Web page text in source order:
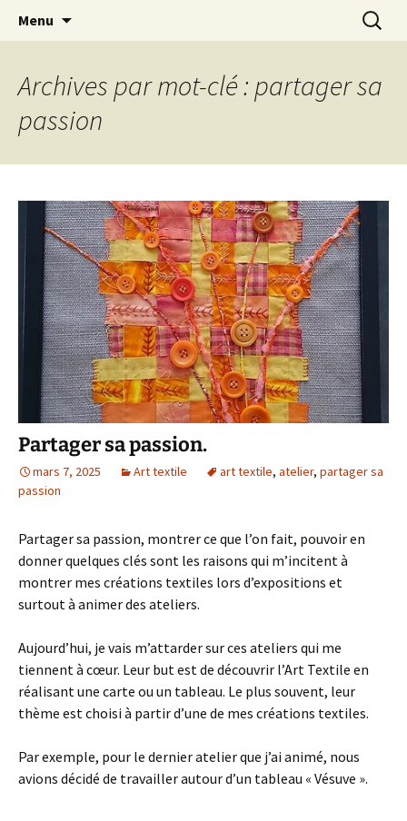
filsetcrayons
Le blog de Sophie A
Menu
Archives par mot-clé : partager sa
passion
Partager sa passion.
mars 7, 2025 Art textile art textile, atelier, partager sa
passion
Partager sa passion, montrer ce que l’on fait, pouvoir en
donner quelques clés sont les raisons qui m’incitent à
montrer mes créations textiles lors d’expositions et
surtout à animer des ateliers.
Aujourd’hui, je vais m’attarder sur ces ateliers qui me
tiennent à cœur. Leur but est de découvrir l’Art Textile en
réalisant une carte ou un tableau. Le plus souvent, leur
thème est choisi à partir d’une de mes créations textiles.
Par exemple, pour le dernier atelier que j’ai animé, nous
avions décidé de travailler autour d’un tableau « Vésuve ».